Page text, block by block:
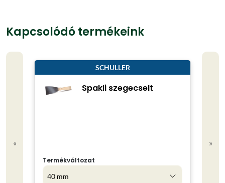
Kapcsolódó termékeink
«
SCHULLER
Spakli szegecselt
Termékváltozat
40 mm
»